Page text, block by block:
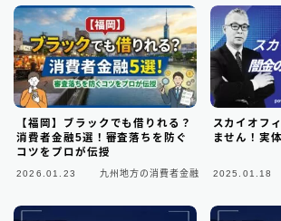
運営者情報
あわせて読みたい
活用した借入術まとめ
【福岡】ブラックでも借りれる？
消費者金融5選！審査落ちを防ぐ
コツをプロが伝授
2026.01.23 九州地方の消費者金融
スカイオフ
ません！実
2025.01.18